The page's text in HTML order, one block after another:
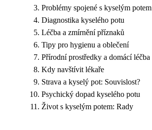
Problémy spojené s kyselým potem
Diagnostika kyselého potu
Léčba a zmírnění příznaků
Tipy pro hygienu a oblečení
Přírodní prostředky a domácí léčba
Kdy navštívit lékaře
Strava a kyselý pot: Souvislost?
Psychický dopad kyselého potu
Život s kyselým potem: Rady